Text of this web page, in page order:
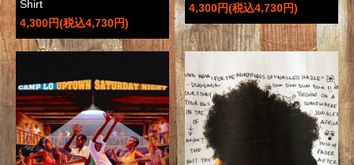
Shirt
4,300円(税込4,730円)
4,300円(税込4,730円)